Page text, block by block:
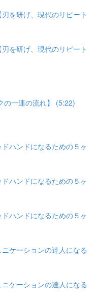
を研げ、現代のリピート
を研げ、現代のリピート
の一連の流れ】 (5:22)
ハンドになるための５ヶ
ハンドになるための５ヶ
ハンドになるための５ヶ
ケーションの達人になる
ケーションの達人になる